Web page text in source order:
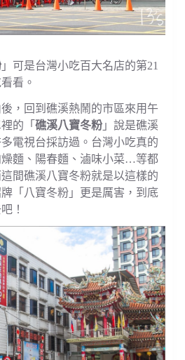
」可是台灣小吃百大名店的第21
看。
，回到礁溪熱鬧的市區來用午
的「 礁溪八寶冬粉 」說是礁溪
電視台採訪過。台灣小吃真的
麵、陽春麵、滷味小菜…等都
間礁溪八寶冬粉就是以這樣的
「八寶冬粉」更是厲害，到底
！